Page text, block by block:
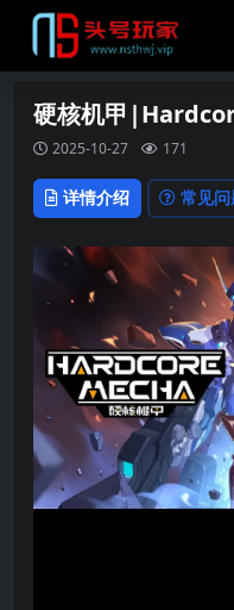
硬核机甲
2025-10-27 171
详情介绍 常见问